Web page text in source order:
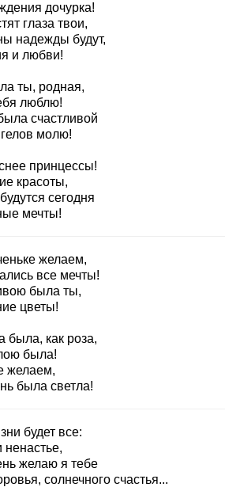
дочурка!
глаза твои,
надежды будут,
и любви!
ты, родная,
люблю!
счастливой
молю!
принцессы!
красоты,
сегодня
мечты!
желаем,
все мечты!
была ты,
цветы!
была, как роза,
была!
желаем,
была светла!
будет все:
ненастье,
желаю я тебе
солнечного счастья...